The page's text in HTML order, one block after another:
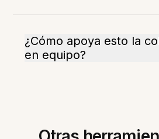
¿Cómo apoya esto la
en equipo?